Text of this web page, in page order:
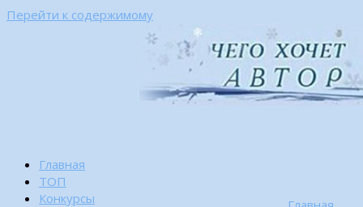
Перейти к содержимому
Главная
ТОП
Конкурсы